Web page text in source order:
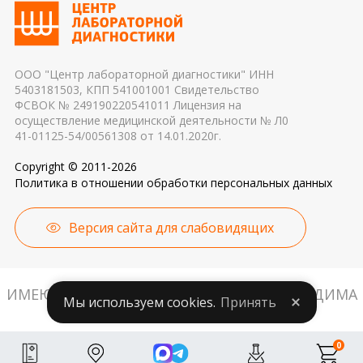
применяемые реагенты также могут стать
причиной погрешности в результатах
ООО "Центр лабораторной диагностики" ИНН
5403181503, КПП 541001001 Свидетельство
ФСВОК № 249190220541011 Лицензия на
осуществление медицинской деятельности № Л0
41-01125-54/00561308 от 14.01.2020г.
Copyright © 2011-2026
Политика в отношении обработки персональных данных
Версия сайта для слабовидящих
ИМЕЮТСЯ ПРОТИВОПОКАЗАНИЯ. НЕОБХОДИМА
КОНСУЛЬТАЦИЯ СПЕЦИАЛИСТА.
0
Мы используем cookies. Принять